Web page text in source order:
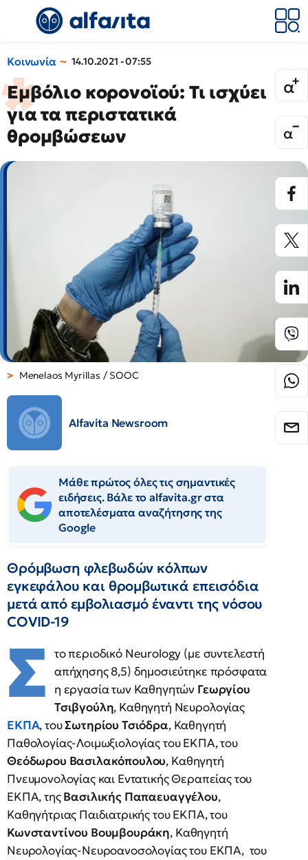
Κοινωνία 14.10.2021 - 07:55
Εμβόλιο κορονοϊού: Τι ισχύει
για τα περιστατικά
θρομβώσεων
Menelaos Myrillas / SOOC
Alfavita Newsroom
Μάθε πρώτος όλες τις σημαντικές
ειδήσεις. Βάλε το alfavita.gr στα
αποτελέσματα αναζήτησης της
Google
Θρόμβωση φλεβωδών κόλπων
εγκεφάλου και θρομβωτικά επεισόδια
μετά από εμβολιασμό έναντι της νόσου
COVID-19
Σ το περιοδικό Neurology (με συντελεστή
απήχησης 8,5) δημοσιεύτηκε πρόσφατα
η εργασία των Καθηγητών Γεωργίου
Τσιβγούλη, Καθηγητή Νευρολογίας
ΕΚΠΑ, τουΣωτηρίου Τσιόδρα, Καθηγητή
Παθολογίας-Λοιμωξιολογίας του ΕΚΠΑ, του
Θεόδωρου Βασιλακόπουλου, Καθηγητή
Πνευμονολογίας και Εντατικής Θεραπείας του
ΕΚΠΑ, τηςΒασιλικής Παπαευαγγέλου,
Καθηγήτριας Παιδιατρικής του ΕΚΠΑ, του
Κωνσταντίνου Βουμβουράκη, Καθηγητή
Νευρολογίας-Νευροανοσολογίας του ΕΚΠΑ, του